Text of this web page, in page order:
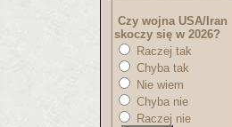
Czy wojna USA/Iran
skoczy się w 2026?
Raczej tak
Chyba tak
Nie wiem
Chyba nie
Raczej nie